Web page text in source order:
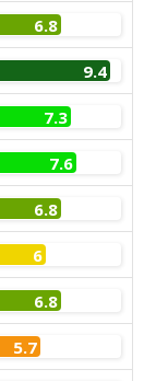
6.8
9.4
7.3
7.6
6.8
6
6.8
5.7